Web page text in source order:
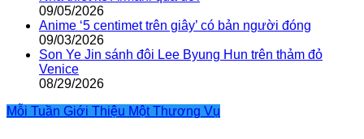
09/05/2026
Anime ‘5 centimet trên giây’ có bản người đóng
09/03/2026
Son Ye Jin sánh đôi Lee Byung Hun trên thảm đỏ
Venice
08/29/2026
Mỗi Tuần Giới Thiệu Một Thương Vụ